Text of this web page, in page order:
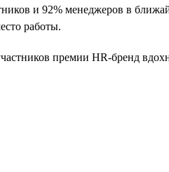
и 92% менеджеров в
работы.
премии HR-бренд